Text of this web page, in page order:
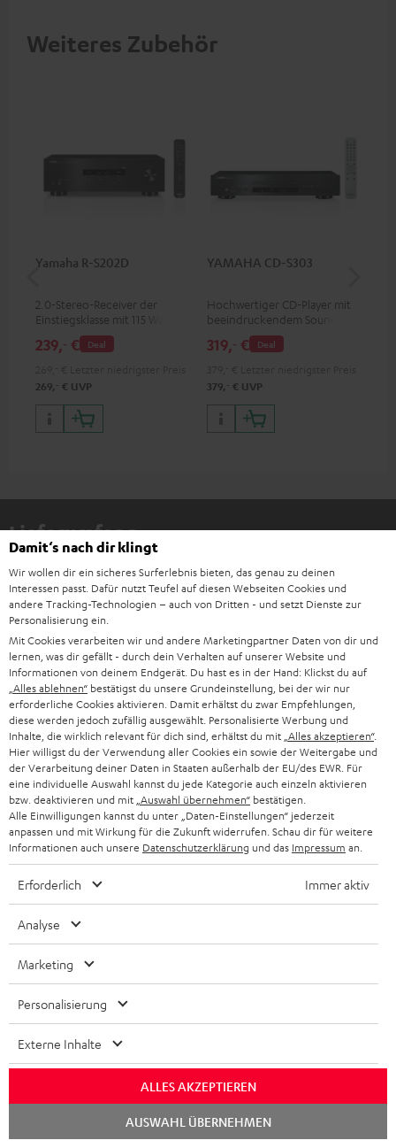
Weiteres Zubehör
Yamaha R-S202D
2.0-Stereo-Receiver der
Einstiegsklasse mit 115 Watt
pro Kanal an 4 Ohm (bei 1
kHz, 0.7 % THD)
Deal
239,‐ €
269, ‐ € UVP
YAMAHA CD-S303
Hochwertiger CD-Player mit
beeindruckendem Sound und
wertiger Verarbeitung
Deal
319,‐ €
379, ‐ € UVP
Lieferumfang
ULTIMA 40
2 × Stand-Lautsprecher UL 40 Mk4 25 (Stk.) – Schwarz
1 × Gummifüße (4 Stk.) für ULTIMA 20 / 40 / Center Mk4 –
Schwarz
1 × ULTIMA 40 Mk4 + AKTIV 3 Abdeckung – Schwarz
Downloads und Service
Quick Start Guide: ULTIMA 40
Safety Booklet: ULTIMA 40
Damit‘s nach dir klingt
Wir wollen dir ein sicheres Surferlebnis bieten, das genau zu deinen
Interessen passt. Dafür nutzt Teufel auf diesen Webseiten Cookies und
andere Tracking-Technologien – auch von Dritten - und setzt Dienste zur
Personalisierung ein.
Mit Cookies verarbeiten wir und andere Marketingpartner Daten von dir und
lernen, was dir gefällt - durch dein Verhalten auf unserer Website und
Informationen von deinem Endgerät. Du hast es in der Hand: Klickst du auf
„Alles ablehnen“ bestätigst du unsere Grundeinstellung, bei der wir nur
erforderliche Cookies aktivieren. Damit erhältst du zwar Empfehlungen,
diese werden jedoch zufällig ausgewählt. Personalisierte Werbung und
Inhalte, die wirklich relevant für dich sind, erhältst du mit „Alles akzeptieren“.
Hier willigst du der Verwendung aller Cookies ein sowie der Weitergabe und
der Verarbeitung deiner Daten in Staaten außerhalb der EU/des EWR. Für
eine individuelle Auswahl kannst du jede Kategorie auch einzeln aktivieren
bzw. deaktivieren und mit „Auswahl übernehmen“ bestätigen.
Alle Einwilligungen kannst du unter „Daten-Einstellungen“ jederzeit
anpassen und mit Wirkung für die Zukunft widerrufen. Schau dir für weitere
Informationen auch unsere Datenschutzerklärung und das Impressum an.
Erforderlich Immer aktiv
Analyse
Marketing
Personalisierung
Externe Inhalte
ALLES AKZEPTIEREN
AUSWAHL ÜBERNEHMEN